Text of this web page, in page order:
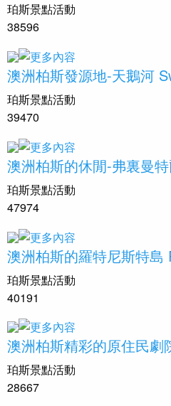
珀斯景點活動
38596
澳洲柏斯發源地-天鵝河
珀斯景點活動
39470
澳洲柏斯的休閒-弗裏曼
珀斯景點活動
47974
澳洲柏斯的羅特尼斯特島
珀斯景點活動
40191
澳洲柏斯精彩的原住民劇
珀斯景點活動
28667